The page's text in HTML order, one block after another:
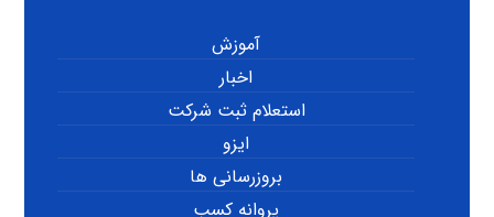
آموزش
اخبار
استعلام ثبت شرکت
ایزو
بروزرسانی ها
پروانه کسب